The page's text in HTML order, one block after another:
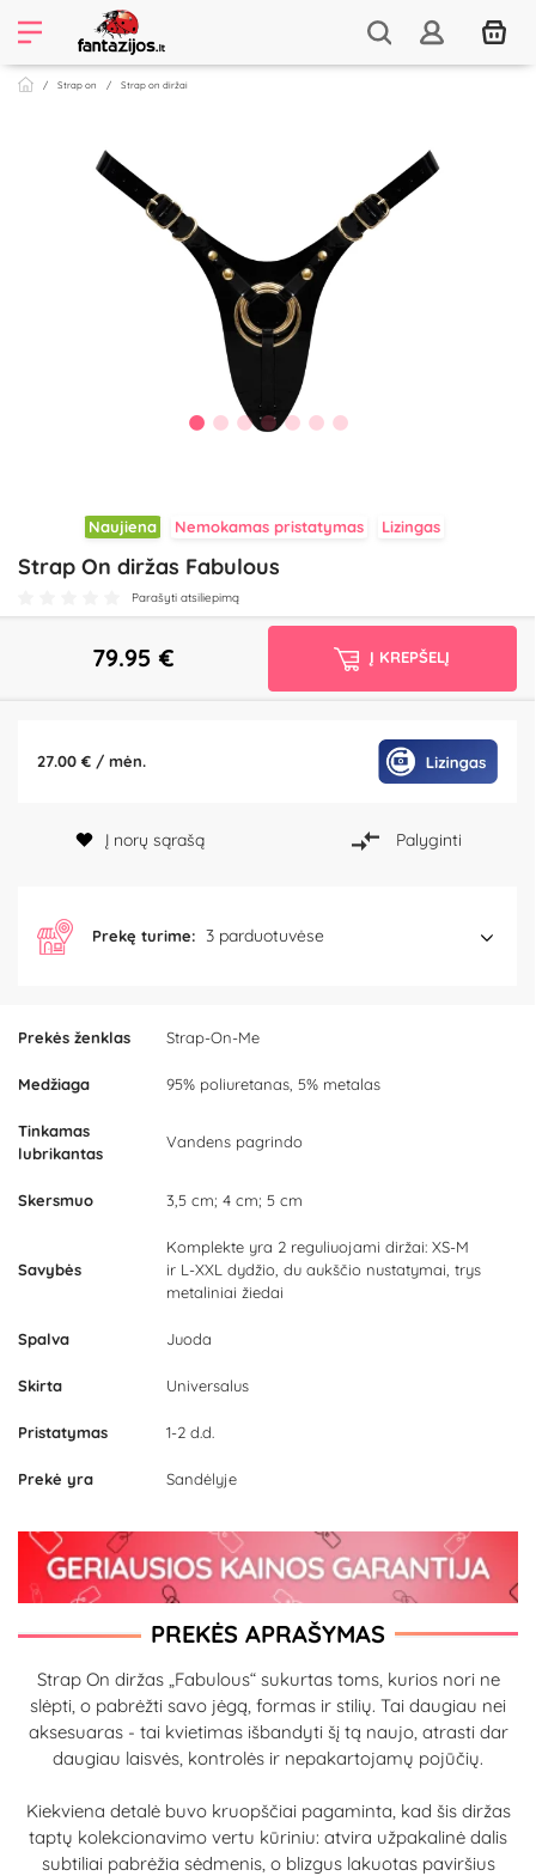
Strap on Strap on diržai
Naujiena Nemokamas pristatymas Lizingas
Strap On diržas Fabulous
Parašyti atsiliepimą
Prekės ženklas Strap-On-Me
Medžiaga 95% poliuretanas, 5% metalas
Tinkamas
lubrikantas
Vandens pagrindo
Skersmuo 3,5 cm; 4 cm; 5 cm
Savybės
Komplekte yra 2 reguliuojami diržai: XS-M
ir L-XXL dydžio, du aukščio nustatymai, trys
metaliniai žiedai
Spalva Juoda
Skirta Universalus
Pristatymas 1-2 d.d.
Prekė yra Sandėlyje
79.95 €
27.00 € / mėn.
Į KREPŠELĮ
Į norų sąrašą Palyginti
Prekę turime: 3 parduotuvėse
PREKĖS APRAŠYMAS
Strap On diržas „Fabulous“ sukurtas toms, kurios nori ne
slėpti, o pabrėžti savo jėgą, formas ir stilių. Tai daugiau nei
aksesuaras - tai kvietimas išbandyti šį tą naujo, atrasti dar
daugiau laisvės, kontrolės ir nepakartojamų pojūčių.
Kiekviena detalė buvo kruopščiai pagaminta, kad šis diržas
taptų kolekcionavimo vertu kūriniu: atvira užpakalinė dalis
subtiliai pabrėžia sėdmenis, o blizgus lakuotas paviršius